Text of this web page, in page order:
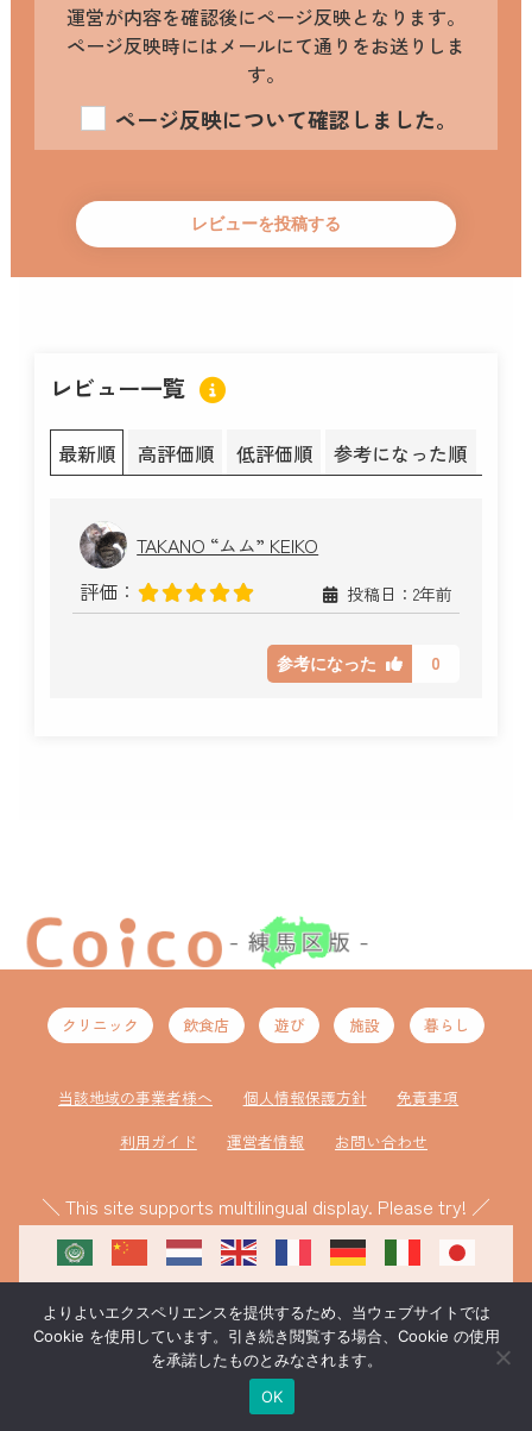
運営が内容を確認後にページ反映となります。
ページ反映時にはメールにて通りをお送りしま
す。
ページ反映について確認しました。
レビュー一覧
最新順 高評価順 低評価順 参考になった順
TAKANO “ムム” KEIKO
評価：
投稿日：2年前
参考になった 0
クリニック 飲食店 遊び 施設 暮らし
当該地域の事業者様へ 個人情報保護方針
免責事項
利用ガイド
運営者情報 お問い合わせ
＼ This site supports multilingual display. Please try! ／
ものづくり補助金により作成
©coico 練馬区版
よりよいエクスペリエンスを提供するため、当ウェブサイトでは
Cookie を使用しています。引き続き閲覧する場合、Cookie の使用
を承諾したものとみなされます。
OK